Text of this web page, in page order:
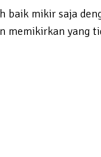
baik mikir saja
memikirkan yang